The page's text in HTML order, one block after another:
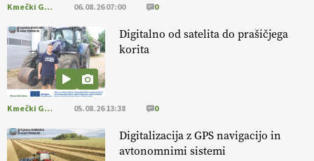
EKOloško = logično: ekološka kmetija
ALTENBAHER
EKOloško = logično: ekološko oljarstvo
MORGAN
EKOloško = logično: ekološka kmetija
FREŠER
Kmečki Glas 06.08.26 07:00 0
Digitalno od satelita do prašičjega
korita
Kmečki Glas 05.08.26 13:38 0
Digitalizacija z GPS navigacijo in
avtonomnimi sistemi